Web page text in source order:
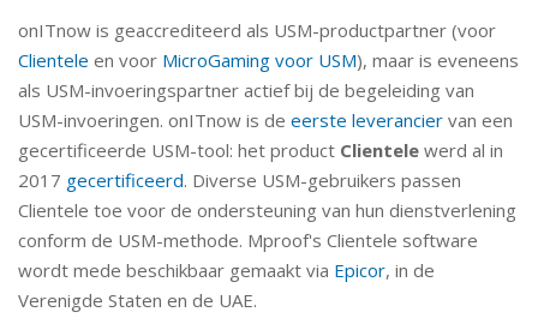
onITnow is geaccrediteerd als USM-productpartner (voor
Clientele en voor MicroGaming voor USM), maar is eveneens
als USM-invoeringspartner actief bij de begeleiding van
USM-invoeringen. onITnow is de eerste leverancier van een
gecertificeerde USM-tool: het product Clientele werd al in
2017 gecertificeerd. Diverse USM-gebruikers passen
Clientele toe voor de ondersteuning van hun dienstverlening
conform de USM-methode. Mproof's Clientele software
wordt mede beschikbaar gemaakt via Epicor, in de
Verenigde Staten en de UAE.